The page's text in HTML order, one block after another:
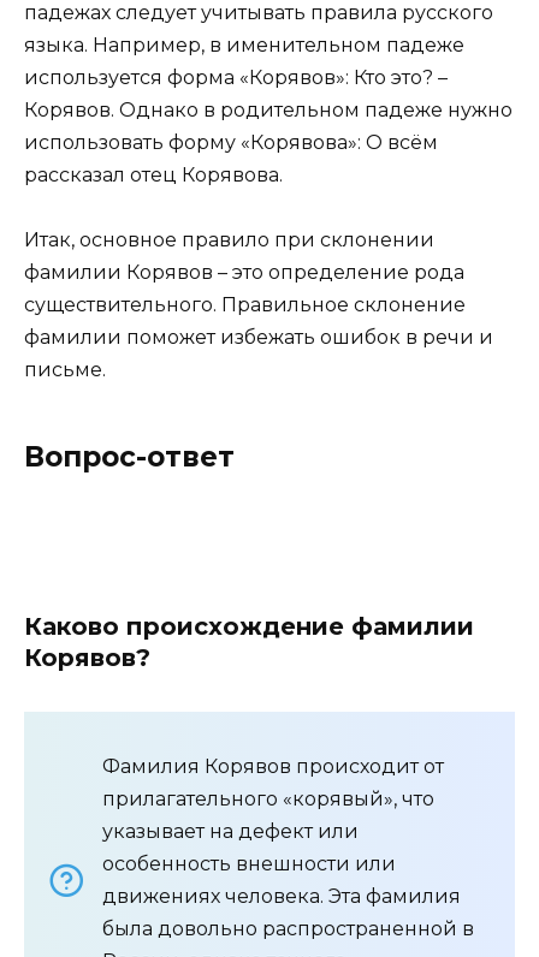
падежах следует учитывать правила русского
языка. Например, в именительном падеже
используется форма «Корявов»: Кто это? –
Корявов. Однако в родительном падеже нужно
использовать форму «Корявова»: О всём
рассказал отец Корявова.
Итак, основное правило при склонении
фамилии Корявов – это определение рода
существительного. Правильное склонение
фамилии поможет избежать ошибок в речи и
письме.
Вопрос-ответ
Каково происхождение фамилии
Корявов?
Фамилия Корявов происходит от
прилагательного «корявый», что
указывает на дефект или
особенность внешности или
движениях человека. Эта фамилия
была довольно распространенной в